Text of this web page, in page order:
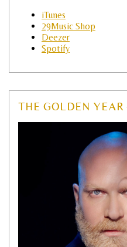
iTunes
29Music Shop
Deezer
Spotify
THE GOLDEN YEAR